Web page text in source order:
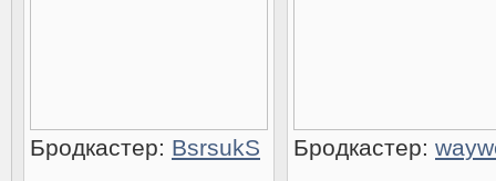
Бродкастер: BsrsukS Бродкастер: